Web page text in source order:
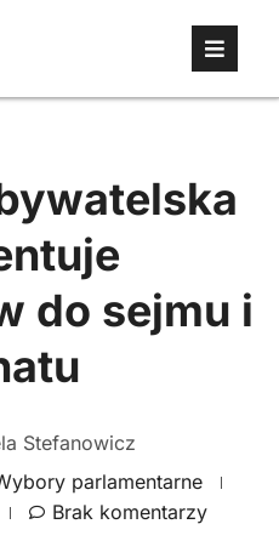
do sejmu i
Stefanowicz
parlamentarne
Brak komentarzy